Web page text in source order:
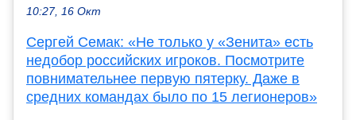
10:27, 16 Окт
Сергей Семак: «Не только у «Зенита» есть
недобор российских игроков. Посмотрите
повнимательнее первую пятерку. Даже в
средних командах было по 15 легионеров»